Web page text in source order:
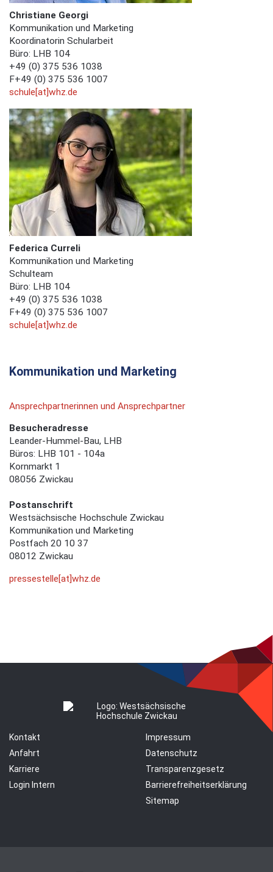
Christiane Georgi
Kommunikation und Marketing
Koordinatorin Schularbeit
Büro: LHB 104
+49 (0) 375 536 1038
F+49 (0) 375 536 1007
schule[at]whz.de
Federica Curreli
Kommunikation und Marketing
Schulteam
Büro: LHB 104
+49 (0) 375 536 1038
F+49 (0) 375 536 1007
schule[at]whz.de
Kommunikation und Marketing
Ansprechpartnerinnen und Ansprechpartner
Besucheradresse
Leander-Hummel-Bau, LHB
Büros: LHB 101 - 104a
Kornmarkt 1
08056 Zwickau
Postanschrift
Westsächsische Hochschule Zwickau
Kommunikation und Marketing
Postfach 20 10 37
08012 Zwickau
pressestelle[at]whz.de
Kontakt
Anfahrt
Karriere
Login Intern
Impressum
Datenschutz
Transparenzgesetz
Barrierefreiheitserklärung
Sitemap